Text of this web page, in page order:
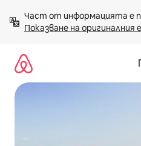
към
съдържанието
Показване на оригиналния